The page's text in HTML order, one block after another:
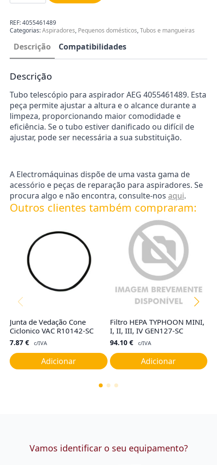
telescópio
aspirador
AEG
4055461489
REF:4055461489
Categorias:Aspiradores, Pequenos domésticos,Tubos e mangueiras
Descrição Compatibilidades
Descrição
Tubo telescópio para aspirador AEG 4055461489. Esta
peça permite ajustar a altura e o alcance durante a
limpeza, proporcionando maior comodidade e
eficiência. Se o tubo estiver danificado ou difícil de
ajustar, pode ser necessária a sua substituição.
A Electromáquinas dispõe de uma vasta gama de
acessório e peças de reparação para aspiradores. Se
procura algo e não encontra, consulte-nos aqui.
Outros clientes também compraram:
Junta de Vedação Cone
Ciclonico VAC R10142-SC
7.87 € c/IVA
Adicionar
Filtro HEPA TYPHOON MINI,
I, II, III, IV GEN127-SC
94.10 € c/IVA
Adicionar
Vamos identificar o seu equipamento?